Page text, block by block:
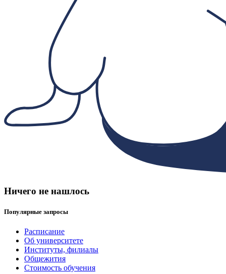
Ничего не нашлось
Популярные запросы
Расписание
Об университете
Институты, филиалы
Общежития
Стоимость обучения